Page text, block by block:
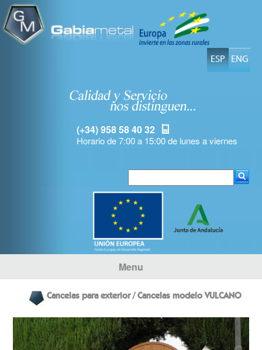
ESP ENG
(+34) 958 58 40 32
Horario de 7:00 a 15:00 de lunes a viernes
Menu
Cancelas para exterior / Cancelas modelo VULCANO